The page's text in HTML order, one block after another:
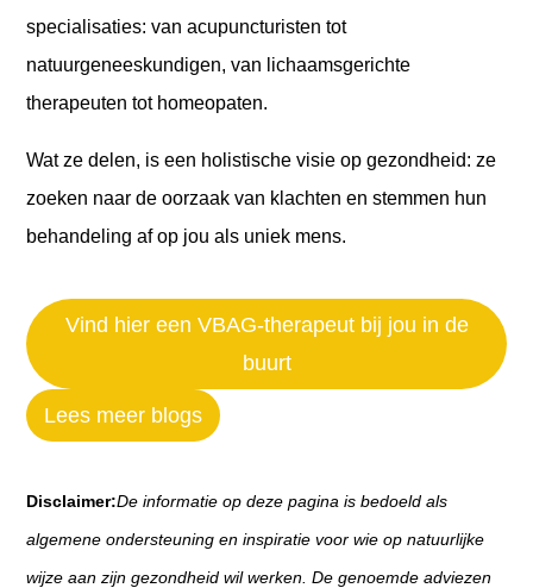
specialisaties: van acupuncturisten tot
natuurgeneeskundigen, van lichaamsgerichte
therapeuten tot homeopaten.
Wat ze delen, is een holistische visie op gezondheid: ze
zoeken naar de oorzaak van klachten en stemmen hun
behandeling af op jou als uniek mens.
Vind hier een VBAG-therapeut bij jou in de
buurt
Lees meer blogs
Disclaimer:De informatie op deze pagina is bedoeld als
algemene ondersteuning en inspiratie voor wie op natuurlijke
wijze aan zijn gezondheid wil werken. De genoemde adviezen